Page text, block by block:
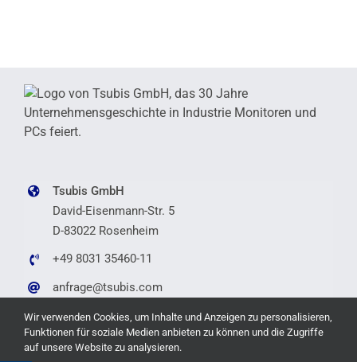
Tsubis GmbH
David-Eisenmann-Str. 5
D-83022 Rosenheim
+49 8031 35460-11
anfrage@tsubis.com
Wir verwenden Cookies, um Inhalte und Anzeigen zu personalisieren,
Funktionen für soziale Medien anbieten zu können und die Zugriffe
auf unsere Website zu analysieren.